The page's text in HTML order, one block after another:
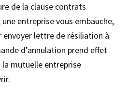
de la clause contrats
entreprise vous embauche,
envoyer lettre de résiliation à
d’annulation prend effet
mutuelle entreprise